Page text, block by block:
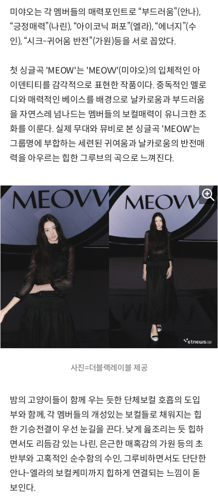
미야오는 각 멤버들의 매력포인트로 “부드러움”(안나),
“긍정매력”(나린), “아이코닉 퍼포”(엘라), “에너지”(수
인), “시크-귀어움 반전”(가원)등을 서로 꼽았다.
첫 싱글곡 'MEOW'는 'MEOVV'(미야오)의 입체적인 아
이덴티티를 감각적으로 표현한 작품이다. 중독적인 멜로
디와 매력적인 베이스를 배경으로 날카로움과 부드러움
을 자연스레 넘나드는 멤버들의 보컬매력이 유니크한 조
화를 이룬다. 실제 무대와 뮤비로 본 싱글곡 'MEOW'는
그룹명에 부합하는 세련된 귀여움과 날카로움의 반전매
력을 아우르는 힙한 그루브의 곡으로 느껴진다.
사진=더블랙레이블 제공
밤의 고양이들이 함께 우는 듯한 단체보컬 호흡의 도입
부와 함께, 각 멤버들의 개성있는 보컬들로 채워지는 힙
한 기승전결이 우선 눈길을 끈다. 낮게 읊조리는 듯 힙하
면서도 리듬감 있는 나린, 은근한 매혹감의 가원 등의 초
반부와 고혹적인 순수함의 수인, 그루비하면서도 단단한
안나-엘라의 보컬케미까지 힙하게 연결되는 느낌이 돋
보인다.